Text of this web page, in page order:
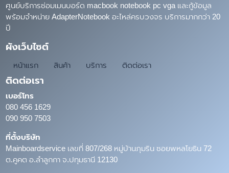
ศูนย์บริการซ่อมเมนบอร์ด macbook notebook pc vga และกู้ข้อมูล
พร้อมจำหน่าย AdapterNotebook อะไหล่ครบวงจร บริการมากกว่า 20
ปี
ผังเว็บไซต์
หน้าแรก สินค้า บริการ ติดต่อเรา
ติดต่อเรา
เบอร์โทร
080 456 1629
090 950 7503
ที่ตั้งบริษัท
Mainboardservice เลขที่ 807/268 หมู่บ้านภุมริน ซอยพหลโยธิน 72
ต.คูคต อ.ลำลูกกา จ.ปทุมธานี 12130